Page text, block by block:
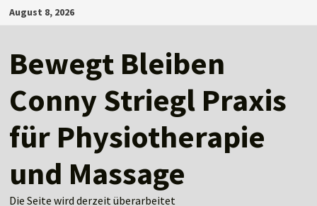
Zum
Inhalt
August 8, 2026
Bewegt Bleiben
Conny Striegl Praxis
für Physiotherapie
und Massage
Die Seite wird derzeit überarbeitet